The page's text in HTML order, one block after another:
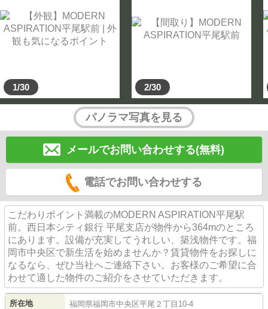
1/30 2/30
パノラマ写真を見る
メールでお問い合わせする(無料)
電話でお問い合わせする
こだわりポイント満載のMODERN ASPIRATION平尾駅
前。西日本シティ銀行 平尾支店が物件から364mのところ
にあります。設備が充実してうれしい、築浅物件です。福
岡市中央区で新生活を始めませんか？賃貸物件をお探しに
なるなら、ぜひ当社へご連絡下さい。お客様のご希望に合
わせて適した物件のご紹介をさせていただきます。
所在地 福岡県福岡市中央区平尾 ２丁目10-4